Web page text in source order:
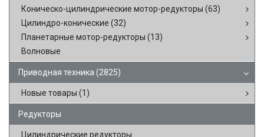
Коническо-цилиндрические мотор-редукторы (63)
Цилиндро-конические (32)
Планетарные мотор-редукторы (13)
Волновые
Приводная техника (2825)
Новые товары (1)
Редукторы
Цилиндрические редукторы